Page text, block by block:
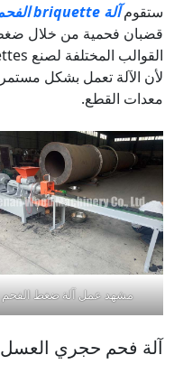
ستقومآلة briquette الفحم
قضبان فحمية من خلال
لأن الآلة تعمل بشكل
معدات القطع.
مشهد عمل آلة ضغط الفحم
آلة فحم حجري العسل